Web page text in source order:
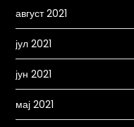
август 2021
јул 2021
јун 2021
мај 2021